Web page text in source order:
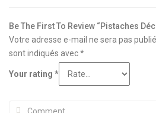
Be The First To Review “Pistaches
Votre adresse e-mail ne sera pas
sont indiqués avec*
Your rating *